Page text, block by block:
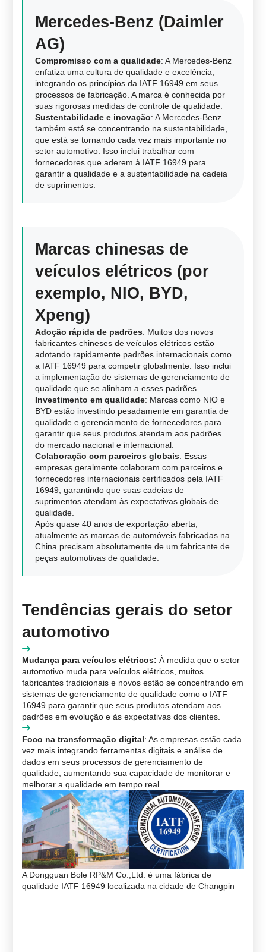
Mercedes-Benz (Daimler
AG)
Compromisso com a qualidade: A Mercedes-Benz
enfatiza uma cultura de qualidade e excelência,
integrando os princípios da IATF 16949 em seus
processos de fabricação. A marca é conhecida por
suas rigorosas medidas de controle de qualidade.
Sustentabilidade e inovação: A Mercedes-Benz
também está se concentrando na sustentabilidade,
que está se tornando cada vez mais importante no
setor automotivo. Isso inclui trabalhar com
fornecedores que aderem à IATF 16949 para
garantir a qualidade e a sustentabilidade na cadeia
de suprimentos.
Marcas chinesas de
veículos elétricos (por
exemplo, NIO, BYD,
Xpeng)
Adoção rápida de padrões: Muitos dos novos
fabricantes chineses de veículos elétricos estão
adotando rapidamente padrões internacionais como
a IATF 16949 para competir globalmente. Isso inclui
a implementação de sistemas de gerenciamento de
qualidade que se alinham a esses padrões.
Investimento em qualidade: Marcas como NIO e
BYD estão investindo pesadamente em garantia de
qualidade e gerenciamento de fornecedores para
garantir que seus produtos atendam aos padrões
do mercado nacional e internacional.
Colaboração com parceiros globais: Essas
empresas geralmente colaboram com parceiros e
fornecedores internacionais certificados pela IATF
16949, garantindo que suas cadeias de
suprimentos atendam às expectativas globais de
qualidade.
Após quase 40 anos de exportação aberta,
atualmente as marcas de automóveis fabricadas na
China precisam absolutamente de um fabricante de
peças automotivas de qualidade.
Tendências gerais do setor
automotivo
Mudança para veículos elétricos: À medida que o setor
automotivo muda para veículos elétricos, muitos
fabricantes tradicionais e novos estão se concentrando em
sistemas de gerenciamento de qualidade como o IATF
16949 para garantir que seus produtos atendam aos
padrões em evolução e às expectativas dos clientes.
Foco na transformação digital: As empresas estão cada
vez mais integrando ferramentas digitais e análise de
dados em seus processos de gerenciamento de
qualidade, aumentando sua capacidade de monitorar e
melhorar a qualidade em tempo real.
A Dongguan Bole RP&M Co.,Ltd. é uma fábrica de
qualidade IATF 16949 localizada na cidade de Changpin